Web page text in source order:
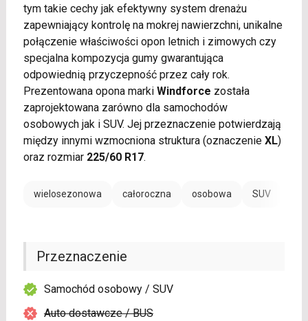
tym takie cechy jak efektywny system drenażu
zapewniający kontrolę na mokrej nawierzchni, unikalne
połączenie właściwości opon letnich i zimowych czy
specjalna kompozycja gumy gwarantująca
odpowiednią przyczepność przez cały rok.
Prezentowana opona marki Windforce została
zaprojektowana zarówno dla samochodów
osobowych jak i SUV. Jej przeznaczenie potwierdzają
między innymi wzmocniona struktura (oznaczenie XL)
oraz rozmiar 225/60 R17.
wielosezonowa całoroczna osobowa SUV
Przeznaczenie
Samochód osobowy / SUV
Auto dostawcze / BUS